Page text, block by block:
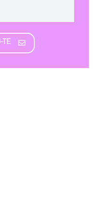
TE